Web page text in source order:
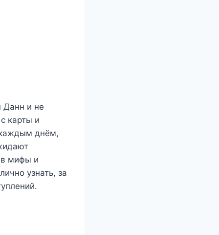
Данн и не
карты и
каждым днём,
в мифы и
узнать, за